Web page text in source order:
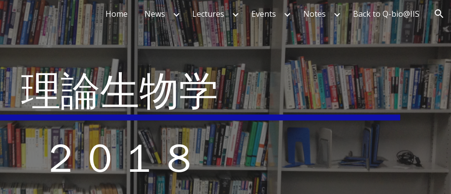
Skip to main content Skip to navigation
Home News Lectures Events Notes Back to Q-bio@IIS
理論生物学
２０１８